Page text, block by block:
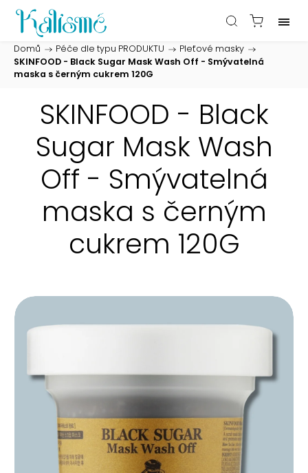
Domů / Péče dle typu PRODUKTU / Pleťové masky /
SKINFOOD - Black Sugar Mask Wash Off - Smývatelná
maska s černým cukrem 120G
SKINFOOD - Black
Sugar Mask Wash
Off - Smývatelná
maska s černým
cukrem 120G